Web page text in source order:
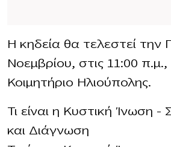
Η κηδεία θα τελεστεί την
Νοεμβρίου, στις 11:00
Κοιμητήριο Ηλιούπολης.
Τι είναι η Κυστική Ίνωση
και Διάγνωση